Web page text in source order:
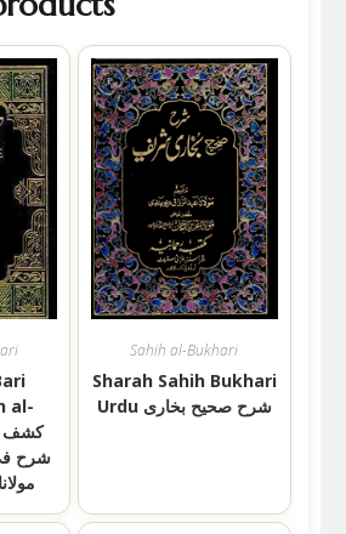
al-
شرح
Sahih al-Bukhari
Sharah Sahih Bukhari
Urdu شرح صحیح بخاری